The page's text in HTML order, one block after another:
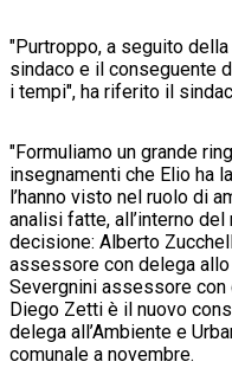
"Purtroppo, a seguito
sindaco e il conseguente
i tempi", ha riferito il
"Formuliamo un grande
insegnamenti che Elio ha
l’hanno visto nel ruolo di
analisi fatte, all’interno
decisione: Alberto
assessore con delega
Severgnini assessore con
Diego Zetti è il nuovo
delega all’Ambiente e
comunale a novembre.